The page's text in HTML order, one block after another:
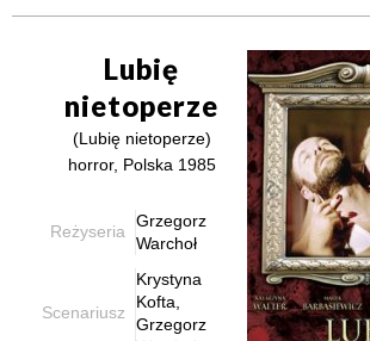
Lubię
nietoperze
(Lubię nietoperze)
horror, Polska 1985
Reżyseria
Grzegorz
Warchoł
Scenariusz
Krystyna
Kofta,
Grzegorz